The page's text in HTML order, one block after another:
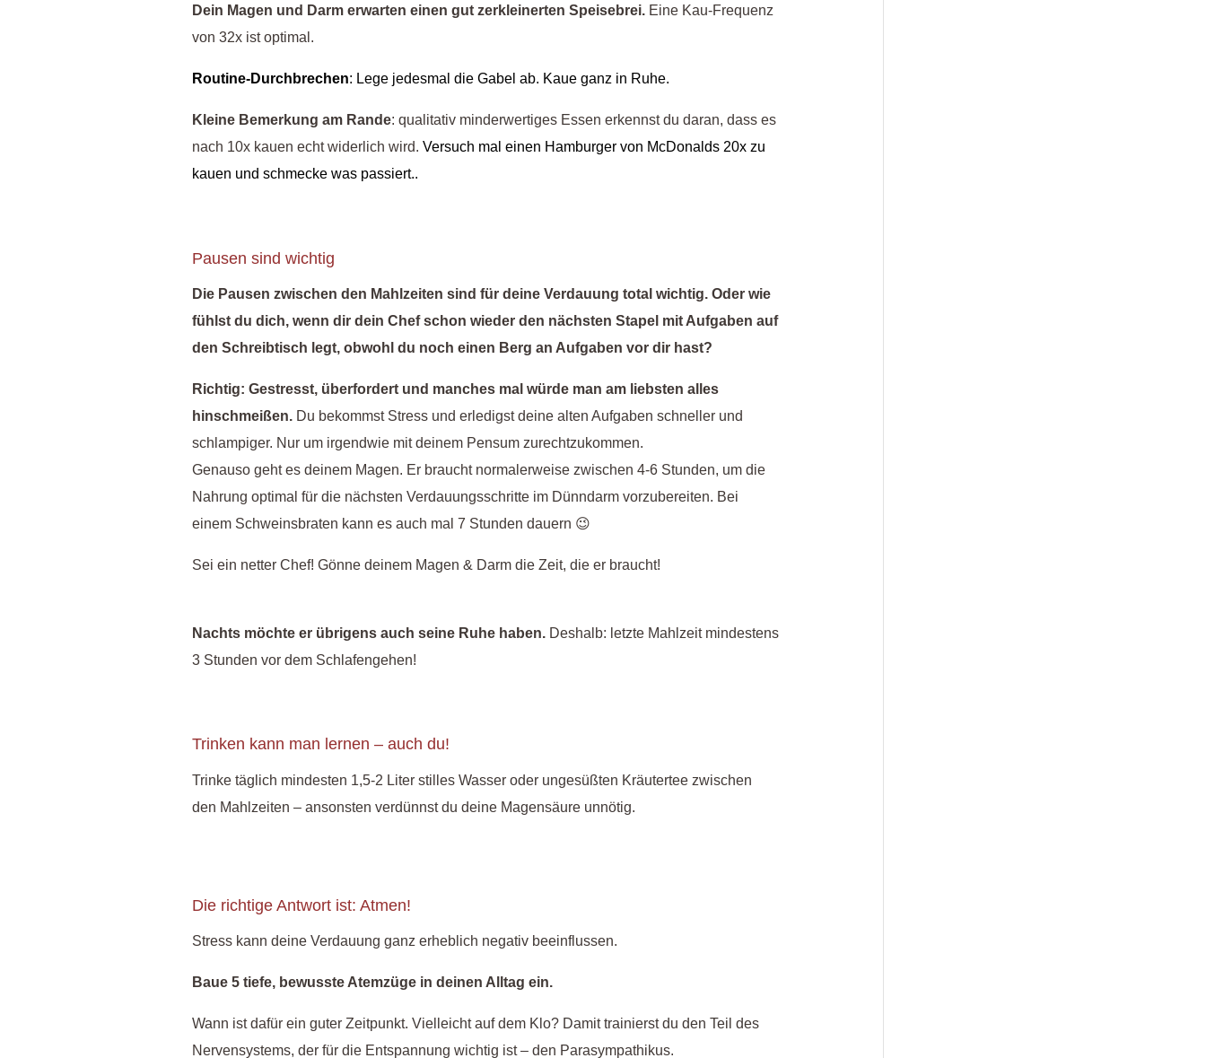
Dein Magen und Darm erwarten einen gut zerkleinerten Speisebrei. Eine Kau-Frequenz
von 32x ist optimal.
Routine-Durchbrechen: Lege jedesmal die Gabel ab. Kaue ganz in Ruhe.
Kleine Bemerkung am Rande: qualitativ minderwertiges Essen erkennst du daran, dass es
nach 10x kauen echt widerlich wird. Versuch mal einen Hamburger von McDonalds 20x zu
kauen und schmecke was passiert..
Pausen sind wichtig
Die Pausen zwischen den Mahlzeiten sind für deine Verdauung total wichtig. Oder wie
fühlst du dich, wenn dir dein Chef schon wieder den nächsten Stapel mit Aufgaben auf
den Schreibtisch legt, obwohl du noch einen Berg an Aufgaben vor dir hast?
Richtig: Gestresst, überfordert und manches mal würde man am liebsten alles
hinschmeißen. Du bekommst Stress und erledigst deine alten Aufgaben schneller und
schlampiger. Nur um irgendwie mit deinem Pensum zurechtzukommen.
Genauso geht es deinem Magen. Er braucht normalerweise zwischen 4-6 Stunden, um die
Nahrung optimal für die nächsten Verdauungsschritte im Dünndarm vorzubereiten. Bei
einem Schweinsbraten kann es auch mal 7 Stunden dauern 😉
Sei ein netter Chef! Gönne deinem Magen & Darm die Zeit, die er braucht!
Nachts möchte er übrigens auch seine Ruhe haben.Deshalb: letzte Mahlzeit mindestens
3 Stunden vor dem Schlafengehen!
Trinken kann man lernen – auch du!
Trinke täglich mindesten 1,5-2 Liter stilles Wasser oder ungesüßten Kräutertee zwischen
den Mahlzeiten – ansonsten verdünnst du deine Magensäure unnötig.
Die richtige Antwort ist: Atmen!
Stress kann deine Verdauung ganz erheblich negativ beeinflussen.
Baue 5 tiefe, bewusste Atemzüge in deinen Alltag ein.
Wann ist dafür ein guter Zeitpunkt. Vielleicht auf dem Klo? Damit trainierst du den Teil des
Nervensystems, der für die Entspannung wichtig ist – den Parasympathikus.